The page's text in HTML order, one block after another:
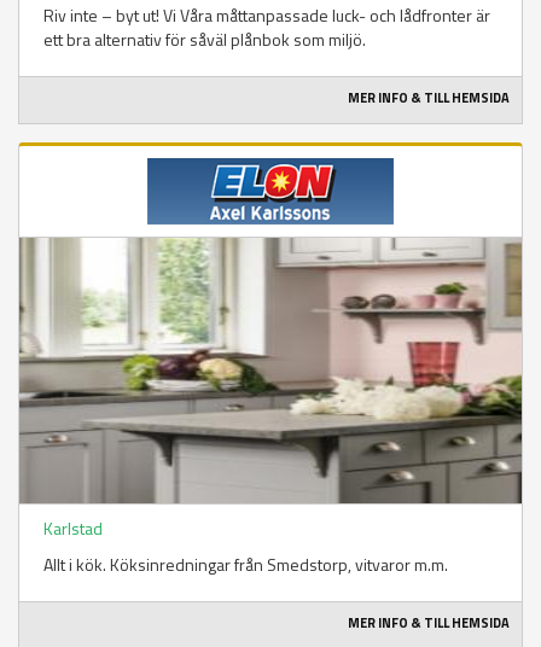
Riv inte – byt ut! Vi Våra måttanpassade luck- och lådfronter är
ett bra alternativ för såväl plånbok som miljö.
MER INFO & TILL HEMSIDA
Karlstad
Allt i kök. Köksinredningar från Smedstorp, vitvaror m.m.
MER INFO & TILL HEMSIDA